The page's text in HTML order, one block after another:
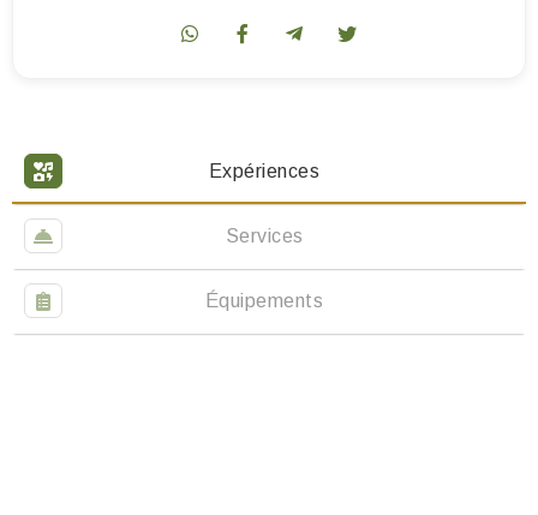
Expériences
Services
Équipements